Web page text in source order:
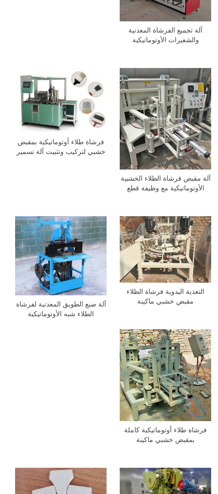
آلة تجميع الفرشاة المعدنية
والشعيرات الأوتوماتيكية
فرشاة طلاء أوتوماتيكية بمقبض
خشبي لتركيب وتثبيت آلة تسمير
آلة مقبض فرشاة الطلاء الخشبية
الأوتوماتيكية مع وظيفة قطع
آلة صنع الطويق المعدنية لفرشاة
الطلاء شبه الأوتوماتيكية
التغذية اليدوية فرشاة الطلاء
مقبض خشبي ماكينة
فرشاة طلاء أوتوماتيكية كاملة
بمقبض خشبي ماكينة